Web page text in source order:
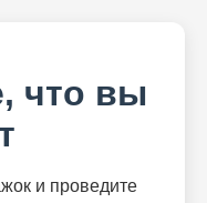
что вы
и проведите